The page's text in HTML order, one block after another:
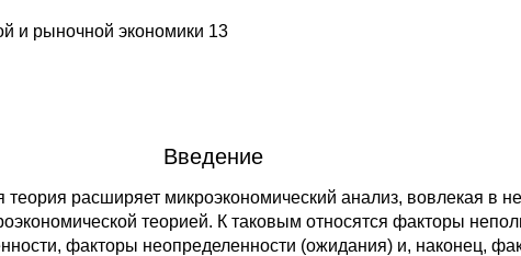
и рыночной экономики 13
Введение
теория расширяет микроэкономический анализ, вовлекая в
теорией. К таковым относятся факторы
факторы неопределенности (ожидания) и, наконец,